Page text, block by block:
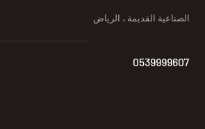
الصناعية القديمة ، الرياض
0539999607